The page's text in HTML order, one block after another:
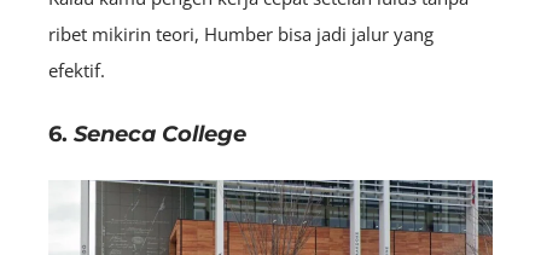
ribet mikirin teori, Humber bisa jadi jalur yang
efektif.
6. Seneca College